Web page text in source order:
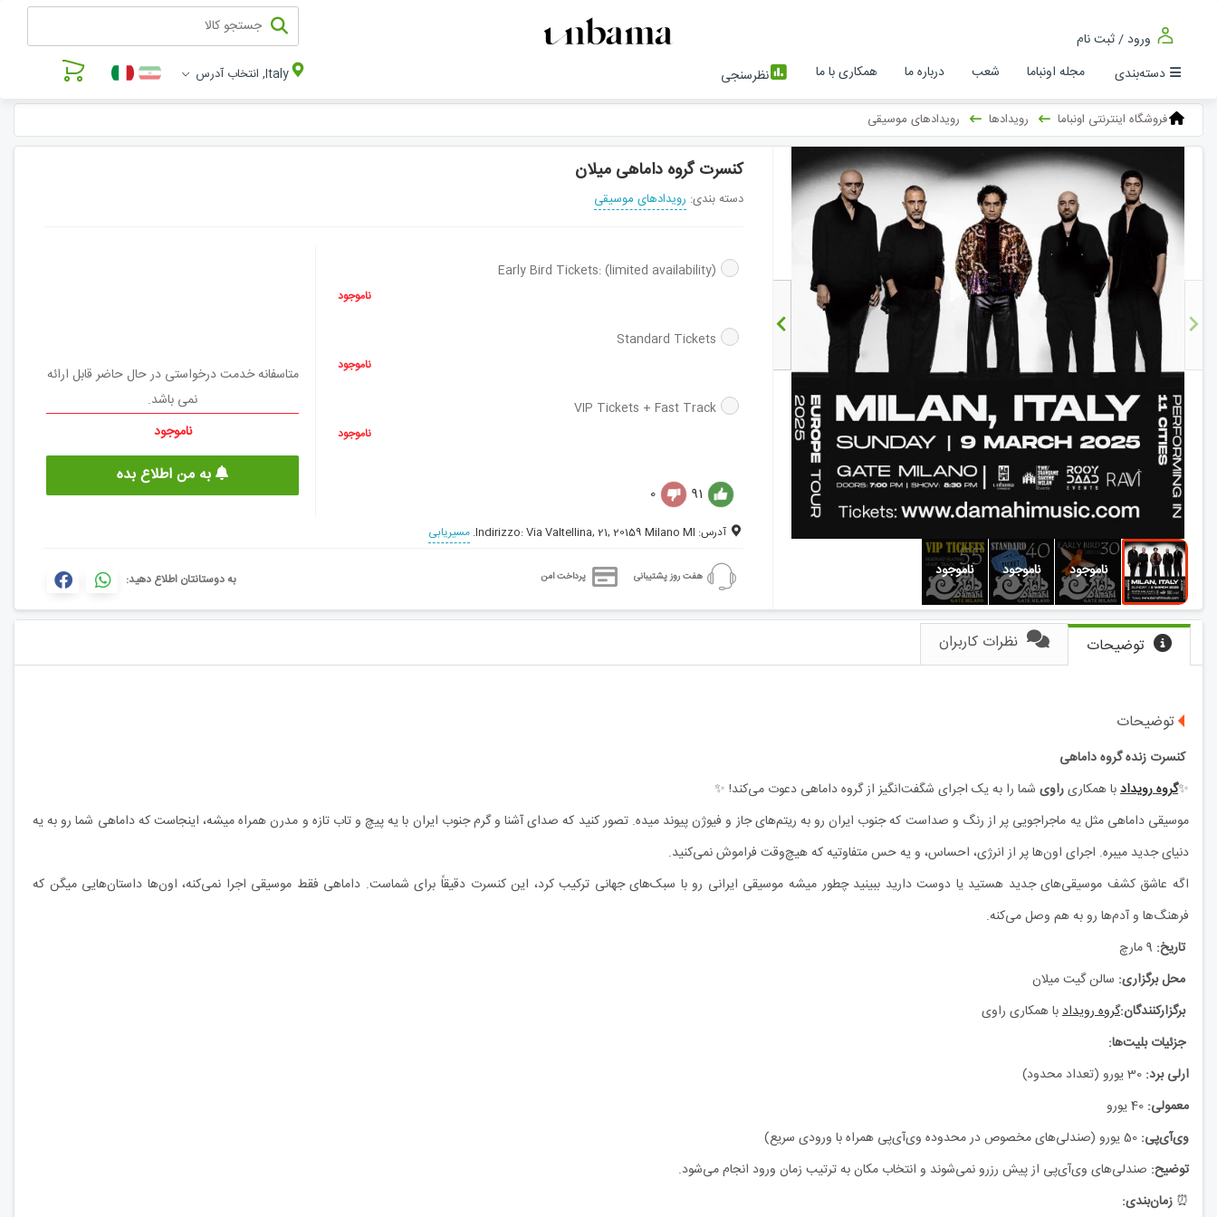
ورود / ثبت نام
دسته‌بندی
مجله اونباما شعب درباره ما همکاری با ما نظرسنجی Italy, انتخاب آدرس
فروشگاه اینترنتی اونباما رویدادها رویدادهای موسیقی
کنسرت گروه داماهی میلان
دسته بندی: رویدادهای موسیقی
Early Bird Tickets: (limited availability)
ناموجود
Standard Tickets
ناموجود
VIP Tickets + Fast Track
ناموجود
91
0
آدرس: Indirizzo: Via Valtellina, 21, 20159 Milano MI. مسیریابی
متاسفانه خدمت درخواستی در حال حاضر قابل ارائه
نمی باشد.
ناموجود
به من اطلاع بده
هفت روز پشتیبانی پرداخت امن به دوستانتان اطلاع دهید:
توضیحات نظرات کاربران
توضیحات
کنسرت زنده گروه داماهی
✨گروه رویدادبا همکاریراوی شما را به یک اجرای شگفت‌انگیز از گروه داماهی دعوت می‌کند! ✨
موسیقی داماهی مثل یه ماجراجویی پر از رنگ و صداست که جنوب ایران رو به ریتم‌های جاز و فیوژن پیوند میده. تصور کنید که صدای آشنا و گرم جنوب ایران با یه پیچ و تاب تازه و مدرن همراه میشه، اینجاست که داماهی شما رو به یه
دنیای جدید میبره. اجرای اون‌ها پر از انرژی، احساس، و یه حس متفاوتیه که هیچ‌وقت فراموش نمی‌کنید.
اگه عاشق کشف موسیقی‌های جدید هستید یا دوست دارید ببینید چطور میشه موسیقی ایرانی رو با سبک‌های جهانی ترکیب کرد، این کنسرت دقیقاً برای شماست. داماهی فقط موسیقی اجرا نمی‌کنه، اون‌ها داستان‌هایی میگن که
فرهنگ‌ها و آدم‌ها رو به هم وصل می‌کنه.
تاریخ:
محل برگزاری: سالن گیت میلان
برگزارکنندگان:گروه رویدادبا همکاری راوی
جزئیات بلیت‌ها:
ارلی برد:
معمولی:
وی‌آی‌پی:
توضیح: صندلی‌های وی‌آی‌پی از پیش رزرو نمی‌شوند و انتخاب مکان به ترتیب زمان ورود انجام می‌شود.
⏰ زمان‌بندی: